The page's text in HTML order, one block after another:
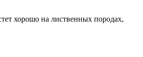
хорошо на лиственных породах,